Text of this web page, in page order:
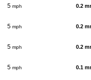
5 mph 0.2
5 mph 0.2
5 mph 0.2
5 mph 0.1